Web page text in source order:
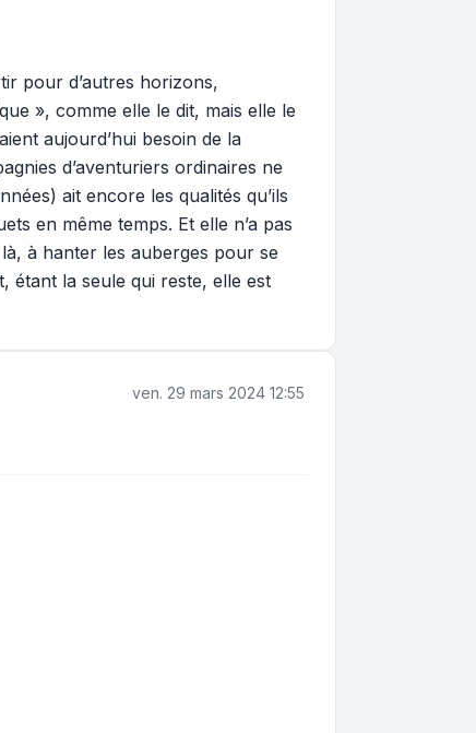
pour d’autres horizons,
», comme elle le dit, mais elle le
aujourd’hui besoin de la
d’aventuriers ordinaires ne
ait encore les qualités qu’ils
en même temps. Et elle n’a pas
à hanter les auberges pour se
étant la seule qui reste, elle est
ven. 29 mars 2024 12:55